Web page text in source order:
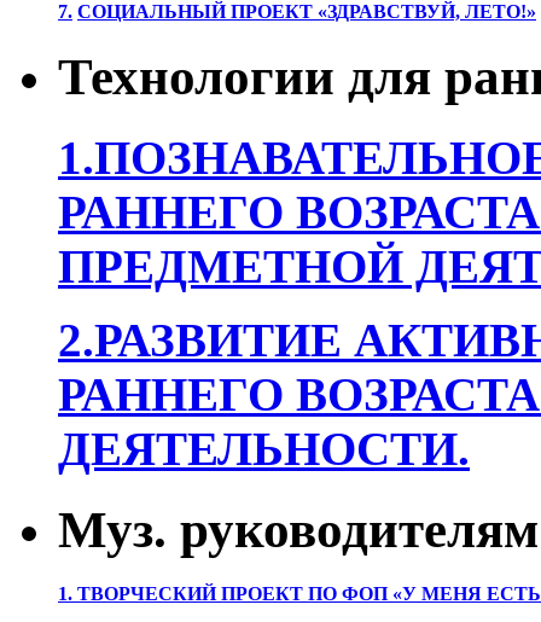
7. СОЦИАЛЬНЫЙ ПРОЕКТ «ЗДРАВСТВУЙ, ЛЕТО!»
Технологии для
РАННЕГО
ПРЕДМЕТНОЙ
2.РАЗВИТИЕ
РАННЕГО
ДЕЯТЕЛЬНОСТИ.
Муз. руководителям
1. ТВОРЧЕСКИЙ ПРОЕКТ ПО ФОП «У МЕНЯ